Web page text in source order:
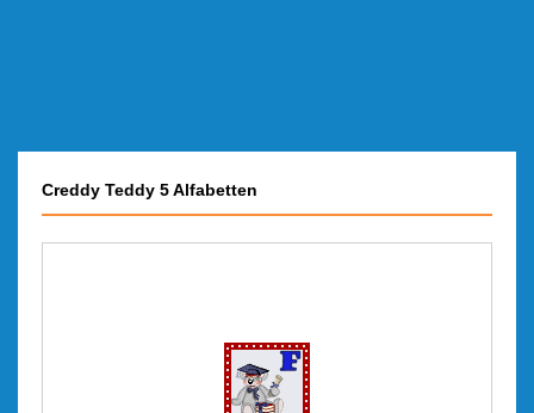
Creddy Teddy 5 Alfabetten